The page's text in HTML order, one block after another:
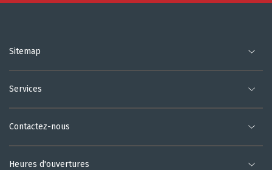
Sitemap
Services
Contactez-nous
Heures d'ouvertures